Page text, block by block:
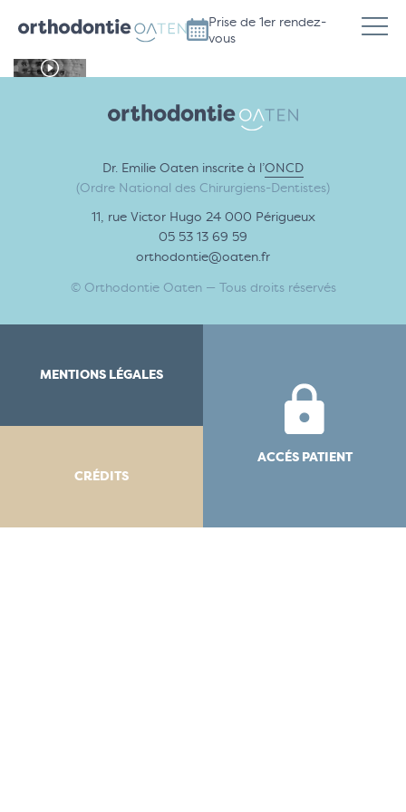
Prise de 1er rendez-
vous
Dr. Emilie Oaten inscrite à l’ONCD
(Ordre National des Chirurgiens-Dentistes)
11, rue Victor Hugo 24 000 Périgueux
05 53 13 69 59
orthodontie@oaten.fr
© Orthodontie Oaten — Tous droits réservés
MENTIONS LÉGALES
CRÉDITS
ACCÉS PATIENT